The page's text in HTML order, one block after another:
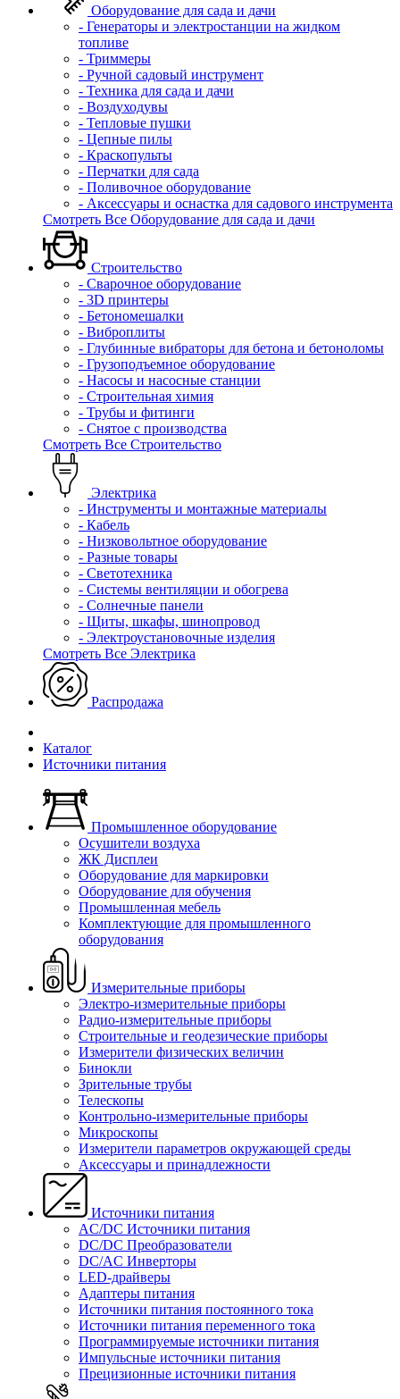
Оборудование для сада и дачи
- Генераторы и электростанции на жидком
топливе
- Триммеры
- Ручной садовый инструмент
- Техника для сада и дачи
- Воздуходувы
- Тепловые пушки
- Цепные пилы
- Краскопульты
- Перчатки для сада
- Поливочное оборудование
- Аксессуары и оснастка для садового инструмента
Смотреть Все Оборудование для сада и дачи
Строительство
- Сварочное оборудование
- 3D принтеры
- Бетономешалки
- Виброплиты
- Глубинные вибраторы для бетона и бетоноломы
- Грузоподъемное оборудование
- Насосы и насосные станции
- Строительная химия
- Трубы и фитинги
- Снятое с производства
Смотреть Все Строительство
Электрика
- Инструменты и монтажные материалы
- Кабель
- Низковольтное оборудование
- Разные товары
- Светотехника
- Системы вентиляции и обогрева
- Солнечные панели
- Щиты, шкафы, шинопровод
- Электроустановочные изделия
Смотреть Все Электрика
Распродажа
Каталог
Источники питания
Промышленное оборудование
Осушители воздуха
ЖК Дисплеи
Оборудование для маркировки
Оборудование для обучения
Промышленная мебель
Комплектующие для промышленного
оборудования
Измерительные приборы
Электро-измерительные приборы
Радио-измерительные приборы
Строительные и геодезические приборы
Измерители физических величин
Бинокли
Зрительные трубы
Телескопы
Контрольно-измерительные приборы
Микроскопы
Измерители параметров окружающей среды
Аксессуары и принадлежности
Источники питания
AC/DC Источники питания
DC/DC Преобразователи
DC/AC Инверторы
LED-драйверы
Адаптеры питания
Источники питания постоянного тока
Источники питания переменного тока
Программируемые источники питания
Импульсные источники питания
Прецизионные источники питания